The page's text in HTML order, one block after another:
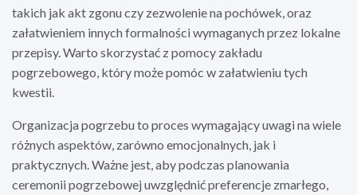
takich jak akt zgonu czy zezwolenie na pochówek, oraz
załatwieniem innych formalności wymaganych przez lokalne
przepisy. Warto skorzystać z pomocy zakładu
pogrzebowego, który może pomóc w załatwieniu tych
kwestii.
Organizacja pogrzebu to proces wymagający uwagi na wiele
różnych aspektów, zarówno emocjonalnych, jak i
praktycznych. Ważne jest, aby podczas planowania
ceremonii pogrzebowej uwzględnić preferencje zmarłego,